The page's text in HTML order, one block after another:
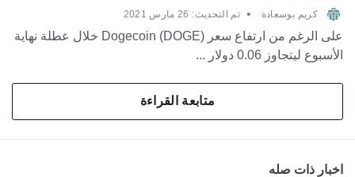
كريم بوسعادة • تم التحديث: 26 مارس 2021
على الرغم من ارتفاع سعر Dogecoin (DOGE) خلال عطلة نهاية
الأسبوع ليتجاوز 0.06 دولار ...
متابعة القراءة
اخبار ذات صله